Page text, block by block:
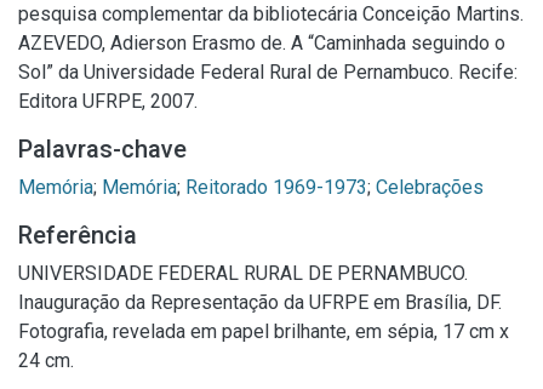
pesquisa complementar da bibliotecária Conceição Martins.
AZEVEDO, Adierson Erasmo de. A “Caminhada seguindo o
Sol” da Universidade Federal Rural de Pernambuco. Recife:
Editora UFRPE, 2007.
Palavras-chave
Memória; Memória; Reitorado 1969-1973; Celebrações
Referência
UNIVERSIDADE FEDERAL RURAL DE PERNAMBUCO.
Inauguração da Representação da UFRPE em Brasília, DF.
Fotografia, revelada em papel brilhante, em sépia, 17 cm x
24 cm.